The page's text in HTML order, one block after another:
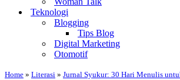
Teknologi
Blogging
Tips Blog
Digital Marketing
Otomotif
Home » Literasi » Jurnal Syukur: 30 Hari Menulis